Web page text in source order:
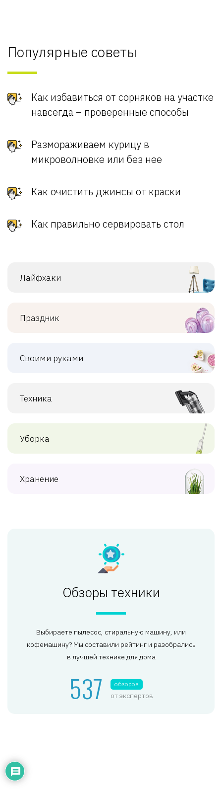
Популярные советы
Как избавиться от сорняков на участке
навсегда – проверенные способы
Размораживаем курицу в
микроволновке или без нее
Как очистить джинсы от краски
Как правильно сервировать стол
Лайфхаки
Праздник
Своими руками
Техника
Уборка
Хранение
Обзоры техники
Выбираете пылесос, стиральную машину, или
кофемашину? Мы составили рейтинг и разобрались
в лучшей технике для дома
537 обзоров
от экспертов